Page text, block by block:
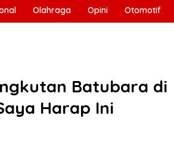
Olahraga Opini Otomotif
Batubara di
Harap Ini